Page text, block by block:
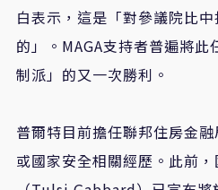
白表示，這是「對參議院比
的」。MAGA支持者普遍將
制派」的又一次勝利。
普爾特目前擔任聯邦住房金
或國家安全相關經歷。此前